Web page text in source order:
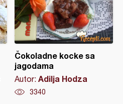
Čokoladne kocke sa
jagodama
Autor: Adilja Hodza
3340